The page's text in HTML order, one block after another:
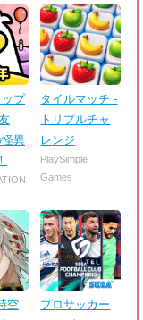
ップ
怪異
タイルマッチ -
トリプルチャ
レンジ
PlaySimple
Games
空
プロサッカー